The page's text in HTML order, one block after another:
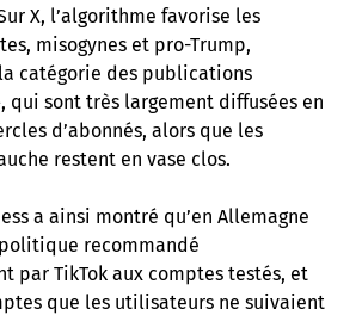
X, l’algorithme favorise les
misogynes et pro-Trump,
catégorie des publications
qui sont très largement diffusées en
d’abonnés, alors que les
restent en vase clos.
a ainsi montré qu’en Allemagne
recommandé
par TikTok aux comptes testés, et
que les utilisateurs ne suivaient